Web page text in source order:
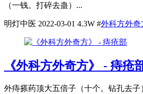
（一钱。打碎去蛊）...
明灯中医 2022-03-01 4.3W #外科方外奇
《外科方外奇方》 - 痔疮
外痔搽药顶大五倍子（十个。钻孔去子